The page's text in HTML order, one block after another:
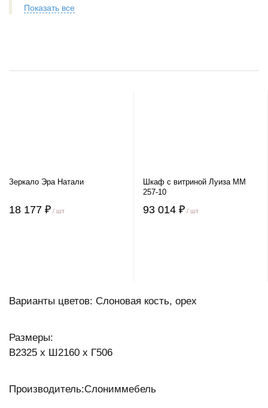
Показать все
Зеркало Эра Натали
18 177 ₽ / шт
Шкаф с витриной Луиза ММ
257-10
93 014 ₽ / шт
Варианты цветов: Слоновая кость, орех
Размеры:
В2325 х Ш2160 х Г506
Производитель:Слониммебель